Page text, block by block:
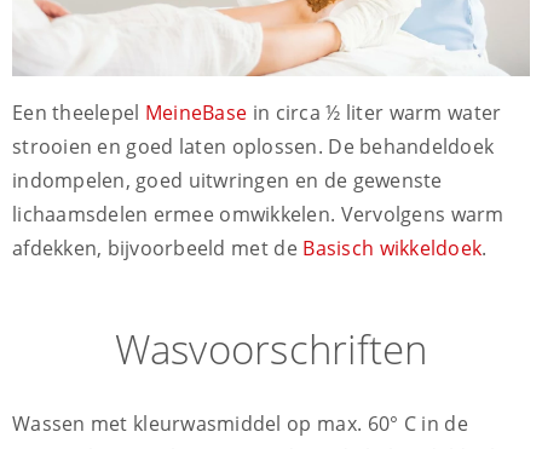
Een theelepel MeineBase in circa ½ liter warm water
strooien en goed laten oplossen. De behandeldoek
indompelen, goed uitwringen en de gewenste
lichaamsdelen ermee omwikkelen. Vervolgens warm
afdekken, bijvoorbeeld met de Basisch wikkeldoek.
Wasvoorschriften
Wassen met kleurwasmiddel op max. 60° C in de